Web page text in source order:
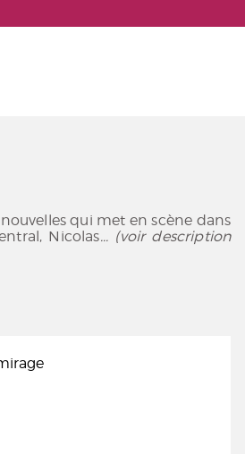
qui met en scène dans
Nicolas... (voir description